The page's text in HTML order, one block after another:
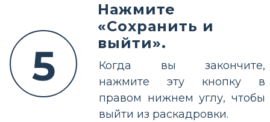
5
Нажмите
«Сохранить и
выйти».
Когда вы закончите,
нажмите эту кнопку в
правом нижнем углу, чтобы
выйти из раскадровки.